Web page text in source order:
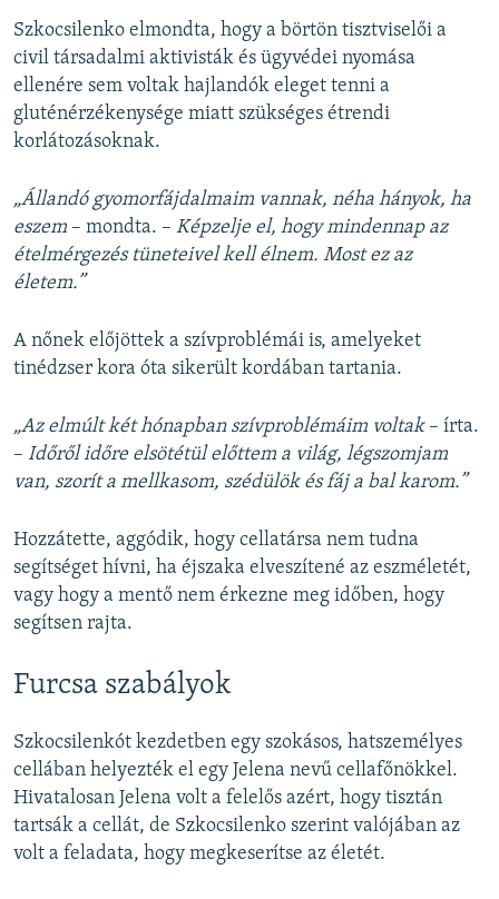
Szkocsilenko elmondta, hogy a börtön tisztviselői a
civil társadalmi aktivisták és ügyvédei nyomása
ellenére sem voltak hajlandók eleget tenni a
gluténérzékenysége miatt szükséges étrendi
korlátozásoknak.
„Állandó gyomorfájdalmaim vannak, néha hányok, ha
eszem – mondta. – Képzelje el, hogy mindennap az
ételmérgezés tüneteivel kell élnem. Most ez az
életem.”
A nőnek előjöttek a szívproblémái is, amelyeket
tinédzser kora óta sikerült kordában tartania.
„Az elmúlt két hónapban szívproblémáim voltak– írta.
– Időről időre elsötétül előttem a világ, légszomjam
van, szorít a mellkasom, szédülök és fáj a bal karom.”
Hozzátette, aggódik, hogy cellatársa nem tudna
segítséget hívni, ha éjszaka elveszítené az eszméletét,
vagy hogy a mentő nem érkezne meg időben, hogy
segítsen rajta.
Furcsa szabályok
Szkocsilenkót kezdetben egy szokásos, hatszemélyes
cellában helyezték el egy Jelena nevű cellafőnökkel.
Hivatalosan Jelena volt a felelős azért, hogy tisztán
tartsák a cellát, de Szkocsilenko szerint valójában az
volt a feladata, hogy megkeserítse az életét.